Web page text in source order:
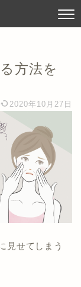
方法を
2020年10月27日
見せてしまう